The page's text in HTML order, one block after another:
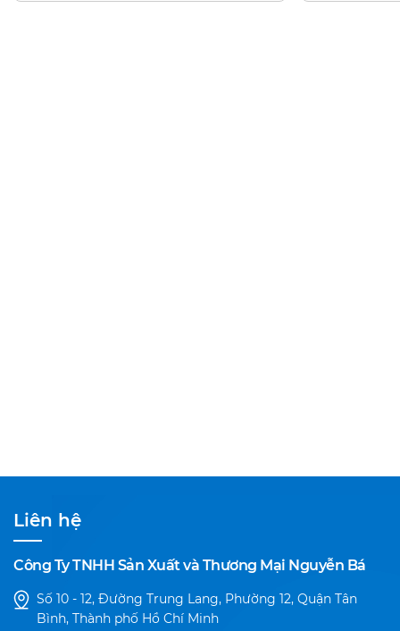
Liên hệ
Công Ty TNHH Sản Xuất và Thương Mại Nguyễn Bá
Số 10 - 12, Đường Trung Lang, Phường 12, Quận Tân
Bình, Thành phố Hồ Chí Minh